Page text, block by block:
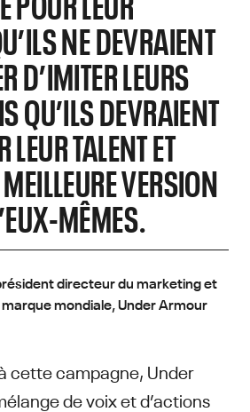
NE DEVRAIENT
D’IMITER LEURS
QU’ILS DEVRAIENT
LEUR TALENT ET
VERSION
MÊMES.
directeur du marketing et
mondiale, Under Armour
cette campagne, Under
de voix et d’actions